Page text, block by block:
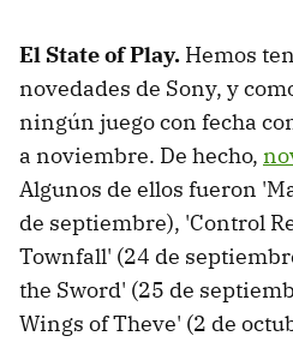
El State of Play. Hemos
novedades de Sony, y
ningún juego con fecha
a noviembre. De hecho,
Algunos de ellos fueron
de septiembre), 'Control
Townfall' (24 de
the Sword' (25 de
Wings of Theve' (2 de